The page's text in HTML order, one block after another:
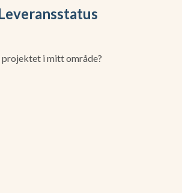
projektet i mitt område?